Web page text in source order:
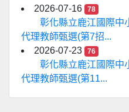
2026-07-16
78
彰化縣立鹿江國際中
代理教師甄選(第7招...
2026-07-23
76
彰化縣立鹿江國際中
代理教師甄選(第11...